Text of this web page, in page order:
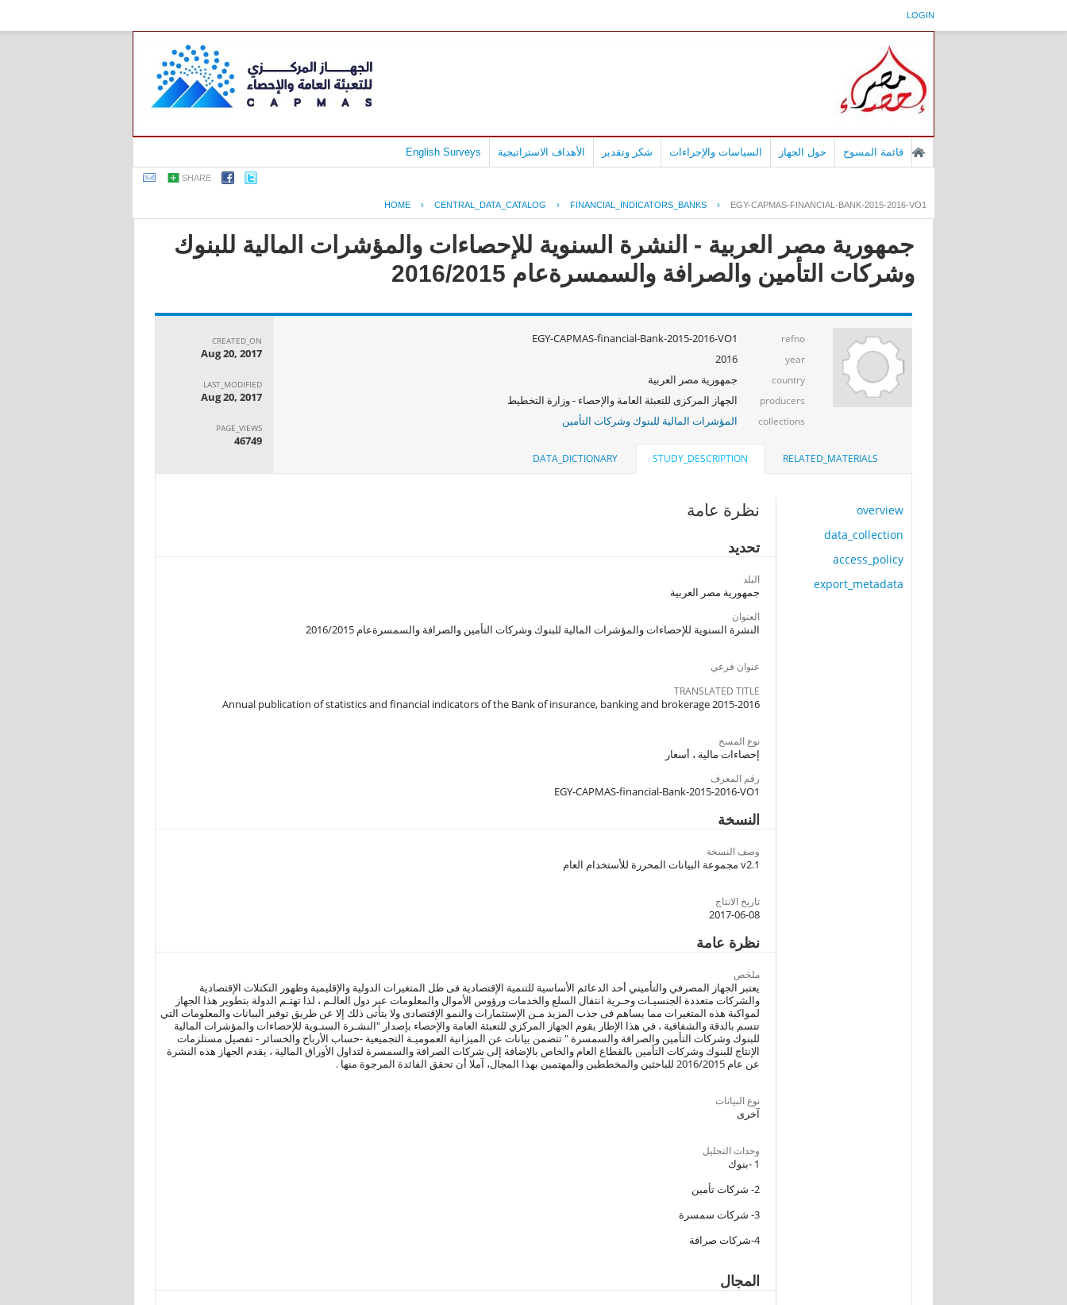
LOGIN
قائمة المسوح حول الجهاز السياسات والإجراءات شكر وتقدير الأهداف الاستراتيجية English Surveys
SHARE
HOME › CENTRAL_DATA_CATALOG › FINANCIAL_INDICATORS_BANKS › EGY-CAPMAS-FINANCIAL-BANK-2015-2016-VO1
جمهورية مصر العربية - النشرة السنوية للإحصاءات والمؤشرات المالية للبنوك
وشركات التأمين والصرافة والسمسرةعام 2016/2015
refno
EGY-CAPMAS-financial-Bank-2015-2016-VO1
year
2016
country جمهورية مصر العربية
producers الجهاز المركزى للتعبئة العامة والإحصاء - وزارة التخطيط
collections المؤشرات المالية للبنوك وشركات التأمين
CREATED_ON
Aug 20, 2017
LAST_MODIFIED
Aug 20, 2017
PAGE_VIEWS
46749
RELATED_MATERIALS
STUDY_DESCRIPTION
DATA_DICTIONARY
overview
data_collection
access_policy
export_metadata
نظرة عامة
تحديد
البلد
جمهورية مصر العربية
العنوان
النشرة السنوية للإحصاءات والمؤشرات المالية للبنوك وشركات التأمين والصرافة والسمسرةعام 2016/2015
عنوان فرعي
TRANSLATED TITLE
Annual publication of statistics and financial indicators of the Bank of insurance, banking and brokerage 2015-2016
نوع المسح
إحصاءات مالية ، أسعار
رقم المعرف
EGY-CAPMAS-financial-Bank-2015-2016-VO1
النسخة
وصف النسخة
v2.1 مجموعة البيانات المحررة للأستخدام العام
تاريخ الانتاج
2017-06-08
نظرة عامة
ملخص
يعتبر الجهاز المصرفي والتأميني أحد الدعائم الأساسية للتنمية الإقتصادية فى ظل المتغيرات الدولية والإقليمية وظهور التكتلات الإقتصادية
والشركات متعددة الجنسيـات وحـرية انتقال السلع والخدمات ورؤوس الأموال والمعلومات عبر دول العالـم ، لذا تهتـم الدولة بتطوير هذا الجهاز
لمواكبة هذه المتغيرات مما يساهم فى جذب المزيد مـن الإستثمارات والنمو الإقتصادى ولا يتأتى ذلك إلا عن طريق توفير البيانات والمعلومات التي
تتسم بالدقة والشفافية ، في هذا الإطار يقوم الجهاز المركزي للتعبئة العامة والإحصاء بإصدار "النشـرة السنـوية للإحصاءات والمؤشرات المالية
للبنوك وشركات التأمين والصرافة والسمسرة " تتضمن بيانات عن الميزانية العموميـة التجميعية -حساب الأرباح والخسائر - تفصيل مستلزمات
الإنتاج للبنوك وشركات التأمين بالقطاع العام والخاص بالإضافة إلى شركات الصرافة والسمسرة لتداول الأوراق المالية ، يقدم الجهاز هذه النشرة
عن عام 2016/2015 للباحثين والمخططين والمهتمين بهذا المجال، آملا أن تحقق الفائدة المرجوة منها .
نوع البيانات
آخرى
وحدات التحليل
1 -بنوك
2- شركات تأمين
3- شركات سمسرة
4-شركات صرافة
المجال